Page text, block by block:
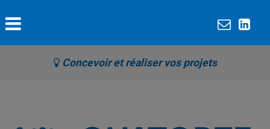
Concevoir et réaliser vos projets